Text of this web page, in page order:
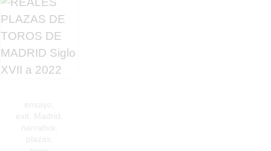
ensayo
exit
Madrid
narrativa
plazas